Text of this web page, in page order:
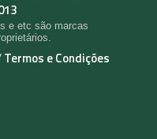
e etc são marcas
Termos e Condições